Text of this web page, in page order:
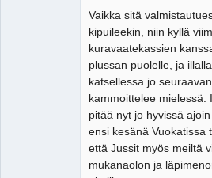
Vaikka sitä
kipuileekin, niin kyllä
kuravaatekassien
plussan puolelle, ja
katsellessa jo
kammoittelee mielessä.
pitää nyt jo hyvissä
ensi kesänä Vuokatissa
että Jussit myös meiltä
mukanaolon ja